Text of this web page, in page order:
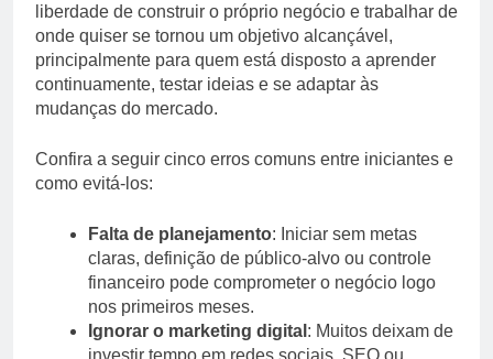
liberdade de construir o próprio negócio e trabalhar de
onde quiser se tornou um objetivo alcançável,
principalmente para quem está disposto a aprender
continuamente, testar ideias e se adaptar às
mudanças do mercado.
Confira a seguir cinco erros comuns entre iniciantes e
como evitá-los:
Falta de planejamento: Iniciar sem metas
claras, definição de público-alvo ou controle
financeiro pode comprometer o negócio logo
nos primeiros meses.
Ignorar o marketing digital : Muitos deixam de
investir tempo em redes sociais, SEO ou